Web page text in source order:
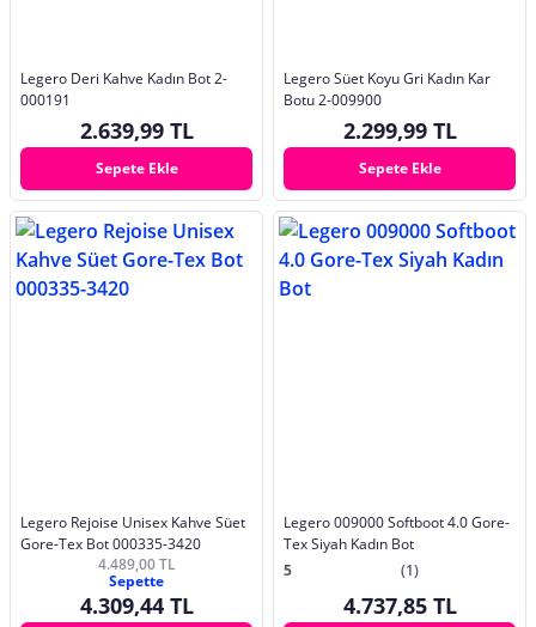
Legero Deri Kahve Kadın Bot 2-
000191
2.639,99 TL
Sepete Ekle
Legero Süet Koyu Gri Kadın Kar
Botu 2-009900
2.299,99 TL
Sepete Ekle
Legero Rejoise Unisex Kahve Süet
Gore-Tex Bot 000335-3420
4.489,00 TL
Sepette
4.309,44 TL
Legero 009000 Softboot 4.0 Gore-
Tex Siyah Kadın Bot
5
(1)
4.737,85 TL